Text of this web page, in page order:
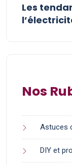
Les
Nos
Astuces
DIY et